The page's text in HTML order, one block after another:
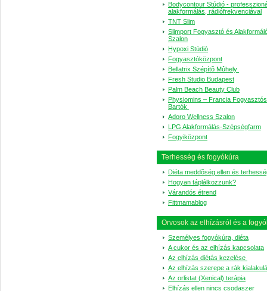
Bodycontour Stúdió -
alakformálás, rádiófrekvenciával
TNT Slim
Slimport Fogyasztó és
Szalon
Hypoxi Stúdió
Fogyasztóközpont
Bellatrix Szépítõ Mûhely
Fresh Studio Budapest
Palm Beach Beauty Club
Physiomins – Francia
Bartók
Adoro Wellness Szalon
LPG Alakformálás-Szépségfarm
Fogyiközpont
Terhesség és fogyókúra
Diéta meddõség ellen és
Hogyan táplálkozzunk?
Várandós étrend
Fittmamablog
Orvosok az elhízásról és a
Személyes fogyókúra, diéta
A cukor és az elhízás kapcsolata
Az elhízás diétás kezelése
Az elhízás szerepe a rák
Az orlistat (Xenical) terápia
Elhízás ellen nincs csodaszer